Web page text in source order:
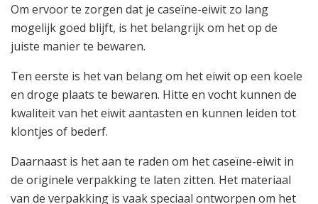
Om ervoor te zorgen dat je caseïne-eiwit zo lang
mogelijk goed blijft, is het belangrijk om het op de
juiste manier te bewaren.
Ten eerste is het van belang om het eiwit op een koele
en droge plaats te bewaren. Hitte en vocht kunnen de
kwaliteit van het eiwit aantasten en kunnen leiden tot
klontjes of bederf.
Daarnaast is het aan te raden om het caseïne-eiwit in
de originele verpakking te laten zitten. Het materiaal
van de verpakking is vaak speciaal ontworpen om het